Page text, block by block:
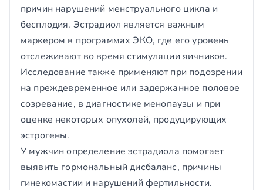
причин нарушений менструального цикла и
бесплодия. Эстрадиол является важным
маркером в программах ЭКО, где его уровень
отслеживают во время стимуляции яичников.
Исследование также применяют при подозрении
на преждевременное или задержанное половое
созревание, в диагностике менопаузы и при
оценке некоторых опухолей, продуцирующих
эстрогены.
У мужчин определение эстрадиола помогает
выявить гормональный дисбаланс, причины
гинекомастии и нарушений фертильности.